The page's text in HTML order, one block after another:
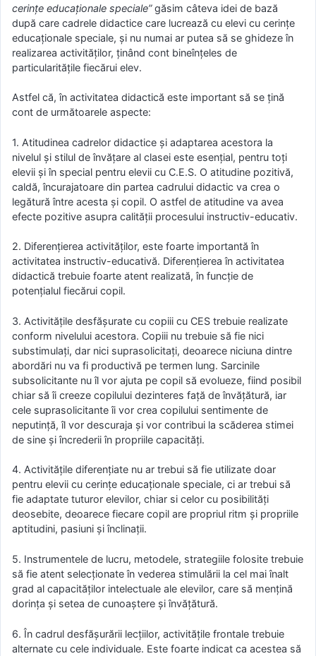
cerințe educaționale speciale”găsim câteva idei de bază
după care cadrele didactice care lucrează cu elevi cu cerințe
educaționale speciale, și nu numai ar putea să se ghideze în
realizarea activităților, ținând cont bineînțeles de
particularitățile fiecărui elev.
Astfel că, în activitatea didactică este important să se țină
cont de următoarele aspecte:
1. Atitudinea cadrelor didactice și adaptarea acestora la
nivelul şi stilul de învăţare al clasei este esențial, pentru toți
elevii și în special pentru elevii cu C.E.S. O atitudine pozitivă,
caldă, încurajatoare din partea cadrului didactic va crea o
legătură între acesta și copil. O astfel de atitudine va avea
efecte pozitive asupra calității procesului instructiv-educativ.
2. Diferențierea activităților, este foarte importantă în
activitatea instructiv-educativă. Diferențierea în activitatea
didactică trebuie foarte atent realizată, în funcție de
potențialul fiecărui copil.
3. Activitățile desfășurate cu copiii cu CES trebuie realizate
conform nivelului acestora. Copiii nu trebuie să fie nici
substimulați, dar nici suprasolicitați, deoarece niciuna dintre
abordări nu va fi productivă pe termen lung. Sarcinile
subsolicitante nu îl vor ajuta pe copil să evolueze, fiind posibil
chiar să îi creeze copilului dezinteres față de învățătură, iar
cele suprasolicitante îi vor crea copilului sentimente de
neputință, îl vor descuraja și vor contribui la scăderea stimei
de sine și încrederii în propriile capacități.
4. Activitățile diferențiate nu ar trebui să fie utilizate doar
pentru elevii cu cerințe educaționale speciale, ci ar trebui să
fie adaptate tuturor elevilor, chiar si celor cu posibilități
deosebite, deoarece fiecare copil are propriul ritm și propriile
aptitudini, pasiuni și înclinații.
5. Instrumentele de lucru, metodele, strategiile folosite trebuie
să fie atent selecționate în vederea stimulării la cel mai înalt
grad al capacităților intelectuale ale elevilor, care să mențină
dorința și setea de cunoaștere și învățătură.
6. În cadrul desfășurării lecțiilor, activitățile frontale trebuie
alternate cu cele individuale. Este foarte indicat ca acestea să